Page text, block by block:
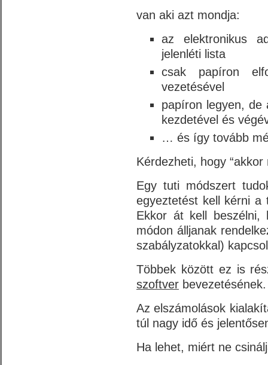
van aki azt mondja:
az elektronikus
jelenléti lista
csak papíron
vezetésével
papíron legyen, de
kezdetével és
… és így tovább
Kérdezheti, hogy “akkor
Egy tuti módszert
egyeztetést kell kérni a
Ekkor át kell beszélni,
módon álljanak
szabályzatokkal)
Többek között ez is
szoftver bevezetésének.
Az elszámolások
túl nagy idő és
Ha lehet, miért ne